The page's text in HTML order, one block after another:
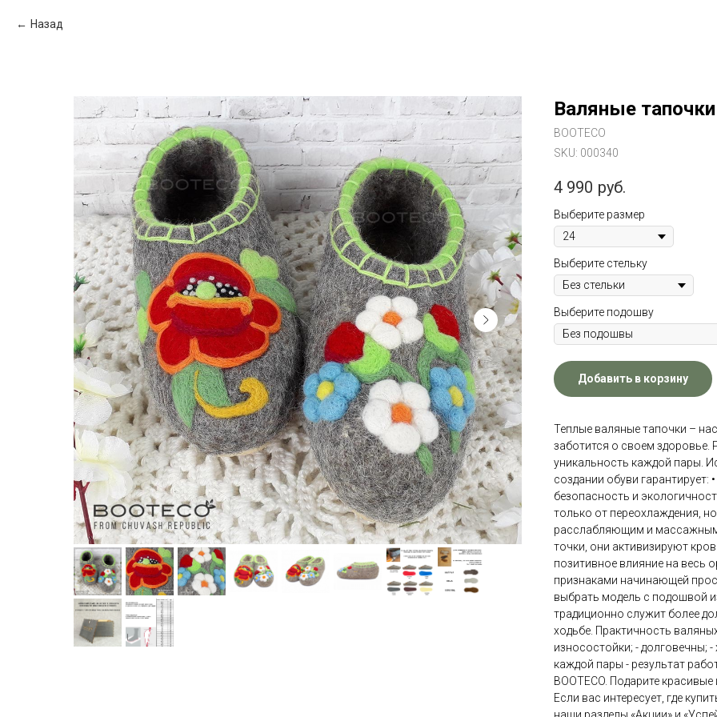
Назад
Валяные
BOOTECO
SKU: 000340
4 990 руб.
Выберите размер
Выберите стельку
Выберите подошву
Добавить в корзину
Теплые валяные тапочки –
заботится о своем здоровье.
уникальность каждой пары.
создании обуви гарантирует:
безопасность и
только от переохлаждения,
расслабляющим и
точки, они активизируют
позитивное влияние на весь
признаками начинающей
выбрать модель с подошвой
традиционно служит более
ходьбе. Практичность
износостойки; -
каждой пары - результат
BOOTECO. Подарите
Если вас интересует, где